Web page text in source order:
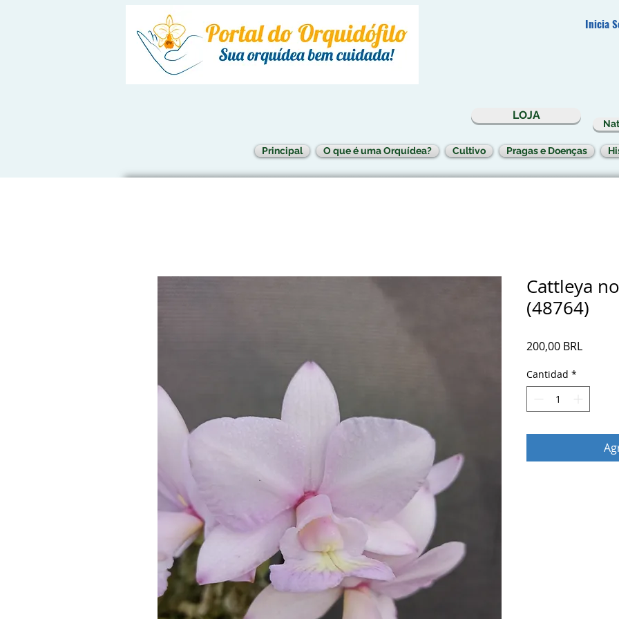
Inicia
LOJA
Principal O que é uma Orquídea? Cultivo Pragas e Doenças
Cattleya
(48764)
200,00 BRLPrecio
Cantidad *